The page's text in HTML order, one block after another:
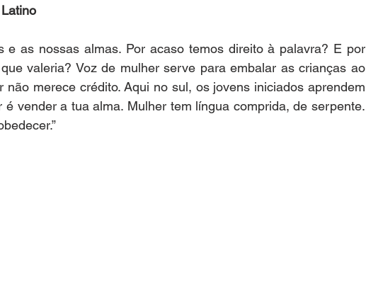
e as nossas almas. Por acaso temos direito à palavra? E por
valeria? Voz de mulher serve para embalar as crianças ao
não merece crédito. Aqui no sul, os jovens iniciados aprendem
é vender a tua alma. Mulher tem língua comprida, de serpente.